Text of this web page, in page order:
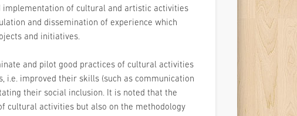
implementation of cultural and artistic activities
and dissemination of experience which
and initiatives.
and pilot good practices of cultural activities
i.e. improved their skills (such as communication
their social inclusion. It is noted that the
cultural activities but also on the methodology